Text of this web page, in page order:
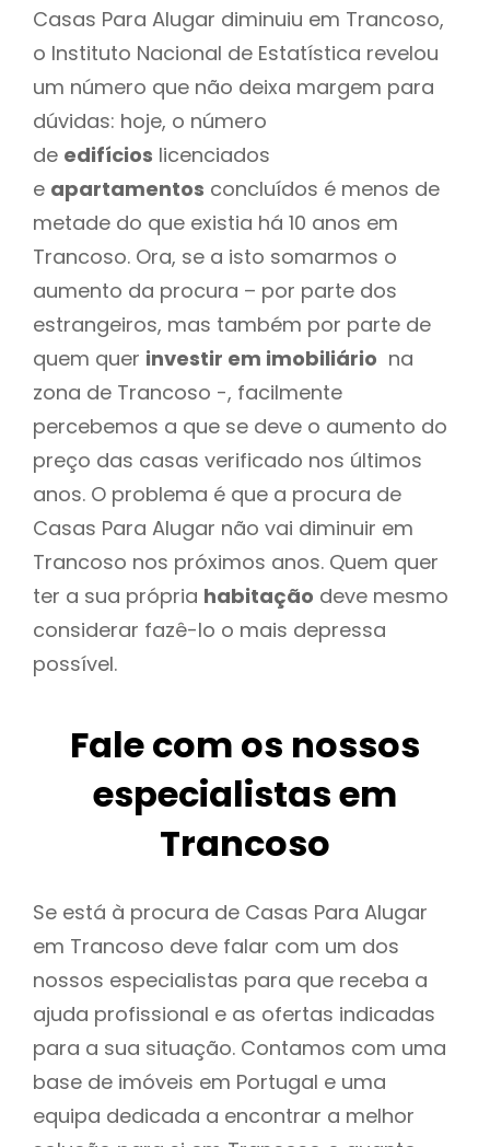
Casas Para Alugar diminuiu em Trancoso,
o Instituto Nacional de Estatística revelou
um número que não deixa margem para
dúvidas: hoje, o número
de edifícios licenciados
e apartamentos concluídos é menos de
metade do que existia há 10 anos em
Trancoso. Ora, se a isto somarmos o
aumento da procura – por parte dos
estrangeiros, mas também por parte de
quem quer investir em imobiliário na
zona de Trancoso -, facilmente
percebemos a que se deve o aumento do
preço das casas verificado nos últimos
anos. O problema é que a procura de
Casas Para Alugar não vai diminuir em
Trancoso nos próximos anos. Quem quer
ter a sua própria habitação deve mesmo
considerar fazê-lo o mais depressa
possível.
Fale com os nossos
especialistas em
Trancoso
Se está à procura de Casas Para Alugar
em Trancoso deve falar com um dos
nossos especialistas para que receba a
ajuda profissional e as ofertas indicadas
para a sua situação. Contamos com uma
base de imóveis em Portugal e uma
equipa dedicada a encontrar a melhor